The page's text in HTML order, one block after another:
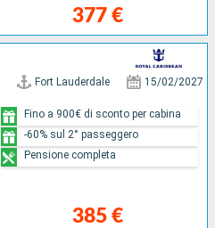
377 €
Fort Lauderdale 15/02/2027
385 €
Fino a 900€ di sconto per cabina
-60% sul 2° passeggero
Pensione completa